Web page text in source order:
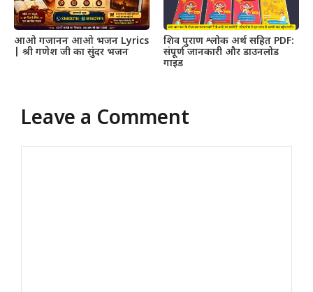
आओ गजानन आओ भजन Lyrics
| श्री गणेश जी का सुंदर भजन
शिव पुराण श्लोक अर्थ सहित PDF:
संपूर्ण जानकारी और डाउनलोड
गाइड
Leave a Comment